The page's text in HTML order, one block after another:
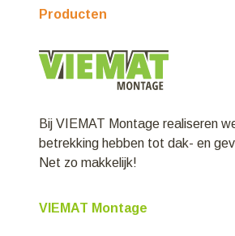
Producten
Bij VIEMAT Montage realiseren
betrekking hebben tot dak- en
Net zo makkelijk!
VIEMAT Montage